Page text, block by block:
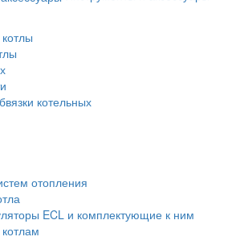
котельных
отопления
ECL и комплектующие к ним